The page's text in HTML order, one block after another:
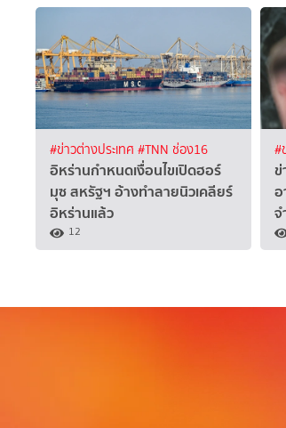
#ข่าวต่างประเทศ #TNN ช่อง16
อิหร่านกำหนดเงื่อนไขเปิดฮอร์
มุซ สหรัฐฯ อ้างทำลายนิวเคลียร์
อิหร่านแล้ว
12
#
ข่